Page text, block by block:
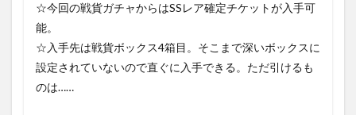
☆今回の戦貨ガチャからはSSレア確定チケットが入手可
能。
☆入手先は戦貨ボックス4箱目。そこまで深いボックスに
設定されていないので直ぐに入手できる。ただ引けるも
のは……